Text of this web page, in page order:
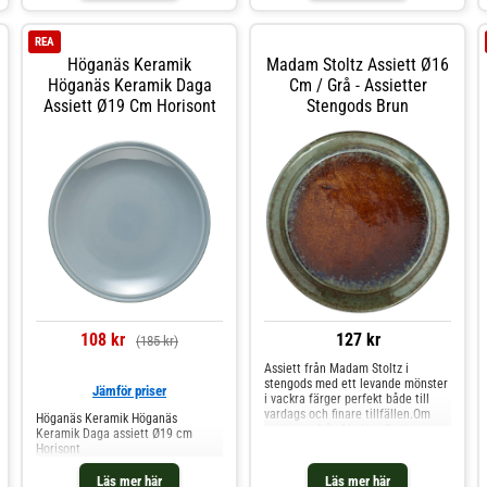
Höganäs Keramik
Höganäs Keramik Daga
Assiett Ø19 Cm Horisont
REA
108 kr (185 kr)
Läs mer här
Jämför priser
Höganäs Keramik Höganäs
Keramik Daga assiett Ø19 cm
Horisont
Madam Stoltz Assiett Ø16
Cm / Grå - Assietter
Stengods Brun
127 kr
Läs mer här
Assiett från Madam Stoltz i
stengods med ett levande mönster
i vackra färger perfekt både till
vardags och finare tillfällen.Om
delar från kollektionen från Madam
Stoltz.- Varje artikel är unik och